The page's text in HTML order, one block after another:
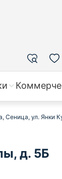
Сеница, ул. Янки
д. 5Б